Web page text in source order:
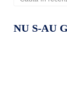
NU S-AU